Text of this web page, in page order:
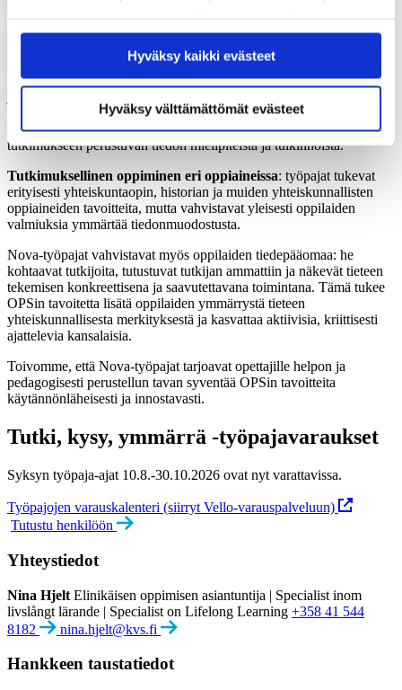
saattaa estää näiden sisältöjen näkymisen.
Hyväksymällä kaikki evästeet varmistat, että kaikki
sisältö on käytettävissäsi.
Hyväksy kaikki evästeet
Hyväksy välttämättömät evästeet
tavoitteita:
L1 Ajattelu ja oppimaan oppiminen: oppilaat harjoittelevat
kysymysten asettamista, tiedon tarkastelua ja perusteltujen
L4 Monilukutaito: oppilaat oppivat arvioimaan erilaista tietoa,
tunnistamaan tieteellisen tiedon piirteitä sekä erottamaan
tutkimukseen perustuvan tiedon mielipiteistä ja tulkinnoista.
Tutkimuksellinen oppiminen eri oppiaineissa: työpajat tukevat
erityisesti yhteiskuntaopin, historian ja muiden yhteiskunnallisten
oppiaineiden tavoitteita, mutta vahvistavat yleisesti oppilaiden
valmiuksia ymmärtää tiedonmuodostusta.
Nova-työpajat vahvistavat myös oppilaiden tiedepääomaa: he
kohtaavat tutkijoita, tutustuvat tutkijan ammattiin ja näkevät tieteen
tekemisen konkreettisena ja saavutettavana toimintana. Tämä tukee
OPSin tavoitetta lisätä oppilaiden ymmärrystä tieteen
yhteiskunnallisesta merkityksestä ja kasvattaa aktiivisia, kriittisesti
ajattelevia kansalaisia.
Toivomme, että Nova-työpajat tarjoavat opettajille helpon ja
pedagogisesti perustellun tavan syventää OPSin tavoitteita
käytännönläheisesti ja innostavasti.
Tutki, kysy, ymmärrä -työpajavaraukset
Syksyn työpaja-ajat 10.8.-30.10.2026 ovat nyt varattavissa.
Työpajojen varauskalenteri (siirryt Vello-varauspalveluun)
Tutustu henkilöön
Yhteystiedot
Nina Hjelt Elinikäisen oppimisen asiantuntija | Specialist inom
livslångt lärande | Specialist on Lifelong Learning +358 41 544
8182
nina.hjelt@kvs.fi
Hankkeen taustatiedot